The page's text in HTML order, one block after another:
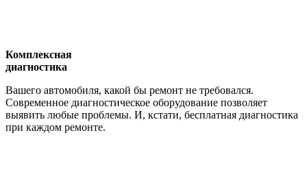
Комплексная
диагностика
Вашего автомобиля, какой бы ремонт не требовался.
Современное диагностическое оборудование позволяет
выявить любые проблемы. И, кстати, бесплатная диагностика
при каждом ремонте.